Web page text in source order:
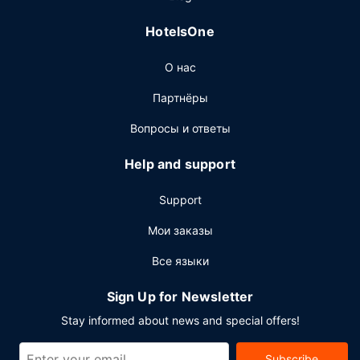
кому не хочется покидать свой номер, предлагается
захотелось выпить освежающий напиток, загляните в
бар на пляже, 6 баров/лаунжей или 3 баров у
бассейна. Завтрак (шведский стол) предлагается
ежедневно с 7:30 до 11:00 за дополнительную плату.
Для удобства гостей предоставляется следующее:
регистрации и многоязычный персонал. Для
проведения мероприятий предоставляется
переговоров. Предоставляется ограниченная
HotelsOne
О нас
Партнёры
Вопросы и ответы
Help and support
Support
Мои заказы
Все языки
Sign Up for Newsletter
Stay informed about news and special offers!